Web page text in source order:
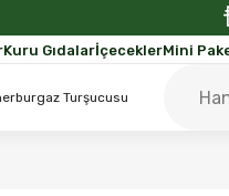
Kuru GıdalarİçeceklerMini